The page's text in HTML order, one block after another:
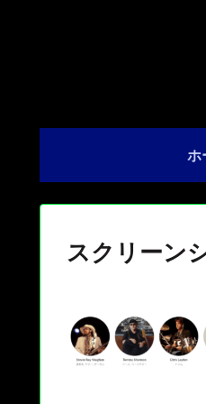
ホ
スクリーン